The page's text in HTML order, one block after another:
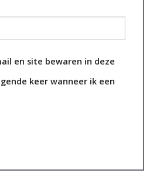
en site bewaren in deze
keer wanneer ik een